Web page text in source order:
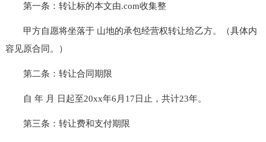
第一条：转让标的本文由.com收集整
甲方自愿将坐落于 山地的承包经营权转让给乙方。（具体内
容见原合同。）
第二条：转让合同期限
自 年 月 日起至20xx年6月17日止，共计23年。
第三条：转让费和支付期限